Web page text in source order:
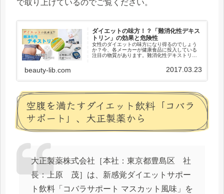
で取り上げているのでご覧ください。
ダイエットの味方！？「難消化性デキス
トリン」の効果と危険性
女性のダイエットの味方になり得るのでしょう
か？今、各メーカーが健康食品に投入している
注目の物質があります。難消化性デキストリン
ラダの余計な脂肪も減っていく・・・と言われ
ており、近年注目を浴びています...
beauty-lib.com 2017.03.23
空腹を満たすダイエット飲料「コバラ
サポート」、大正製薬から
大正製薬株式会社［本社：東京都豊島区 社
長：上原 茂］は、新感覚ダイエットサポー
ト飲料「コバラサポート マスカット風味」を